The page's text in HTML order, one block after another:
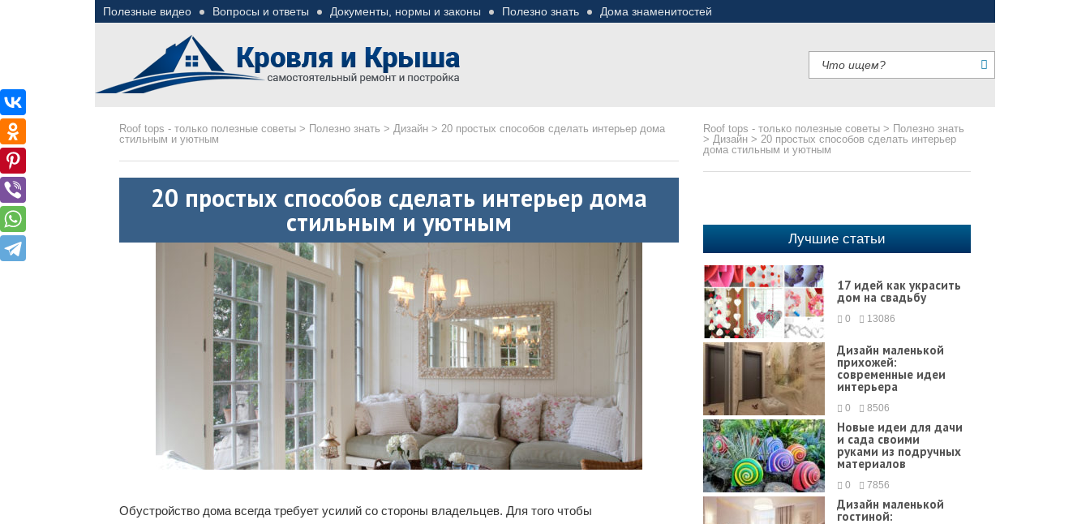
Полезные видео Вопросы и ответы Документы, нормы и законы Полезно знать Дома знаменитостей
Roof tops - только полезные советы > Полезно знать > Дизайн > 20 простых способов сделать интерьер дома
стильным и уютным
20 простых способов сделать интерьер дома
стильным и уютным
Обустройство дома всегда требует усилий со стороны владельцев. Для того чтобы
Roof tops - только полезные советы > Полезно знать
> Дизайн > 20 простых способов сделать интерьер
дома стильным и уютным
Лучшие статьи
17 идей как украсить
дом на свадьбу
0 13086
Дизайн маленькой
прихожей:
современные идеи
интерьера
0 8506
Новые идеи для дачи
и сада своими
руками из подручных
материалов
0 7856
Дизайн маленькой
гостиной: